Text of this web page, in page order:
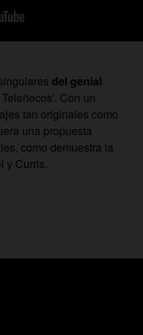
del genial
Con un
tan originales como
una propuesta
como demuestra la
y Curris.